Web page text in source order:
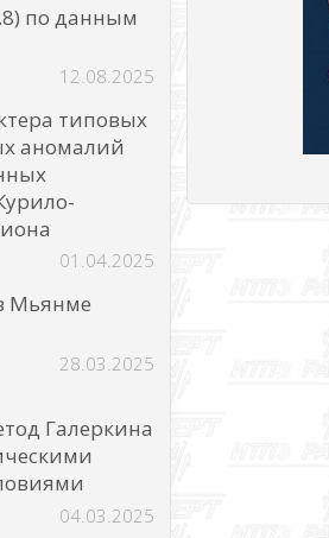
по данным
12.08.2025
типовых
аномалий
01.04.2025
Мьянме
28.03.2025
Галеркина
04.03.2025